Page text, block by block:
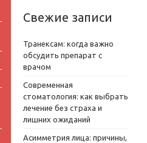
Свежие записи
Транексам: когда важно
обсудить препарат с
врачом
Современная
стоматология: как выбрать
лечение без страха и
лишних ожиданий
Асимметрия лица: причины,